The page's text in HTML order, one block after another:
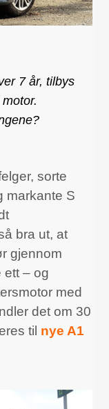
7 år, tilbys
sorte
markante S
bra ut, at
gjennom
ett – og
med
det om 30
til nye A1